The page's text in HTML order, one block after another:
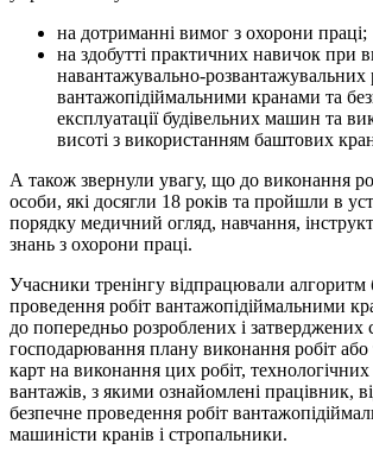
на дотриманні вимог з охорони праці;
на здобутті практичних навичок при
навантажувально-розвантажувальних
вантажопідіймальними кранами та
експлуатації будівельних машин та
висоті з використанням баштових
А також звернули увагу, що до виконання
особи, які досягли 18 років та пройшли в
порядку медичний огляд, навчання,
знань з охорони праці.
Учасники тренінгу відпрацювали алгоритм
проведення робіт вантажопідіймальними
до попередньо розроблених і затверджених
господарювання плану виконання робіт або
карт на виконання цих робіт,
вантажів, з якими ознайомлені працівник,
безпечне проведення робіт
машиністи кранів і стропальники.